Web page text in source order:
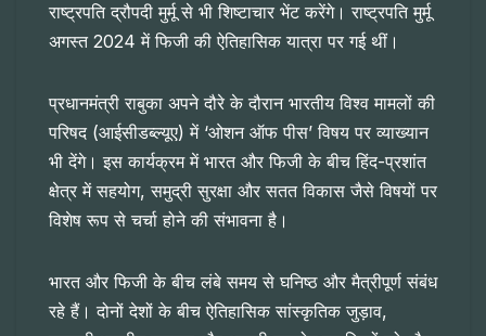
राष्ट्रपति द्रौपदी मुर्मू से भी शिष्टाचार भेंट करेंगे। राष्ट्रपति मुर्मू
अगस्त 2024 में फिजी की ऐतिहासिक यात्रा पर गई थीं।
प्रधानमंत्री राबुका अपने दौरे के दौरान भारतीय विश्व मामलों की
परिषद (आईसीडब्ल्यूए) में ‘ओशन ऑफ पीस’ विषय पर व्याख्यान
भी देंगे। इस कार्यक्रम में भारत और फिजी के बीच हिंद-प्रशांत
क्षेत्र में सहयोग, समुद्री सुरक्षा और सतत विकास जैसे विषयों पर
विशेष रूप से चर्चा होने की संभावना है।
भारत और फिजी के बीच लंबे समय से घनिष्ठ और मैत्रीपूर्ण संबंध
रहे हैं। दोनों देशों के बीच ऐतिहासिक सांस्कृतिक जुड़ाव,